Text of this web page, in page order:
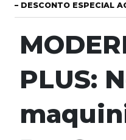
– DESCONTO ESPECIAL
PLUS: